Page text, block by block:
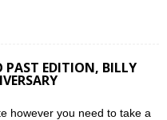
PAST EDITION, BILLY
however you need to take a